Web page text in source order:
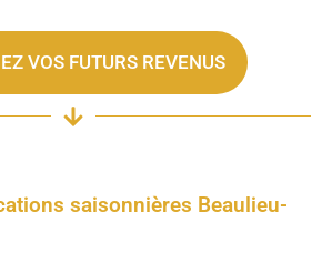
VOS FUTURS REVENUS
saisonnières Beaulieu-